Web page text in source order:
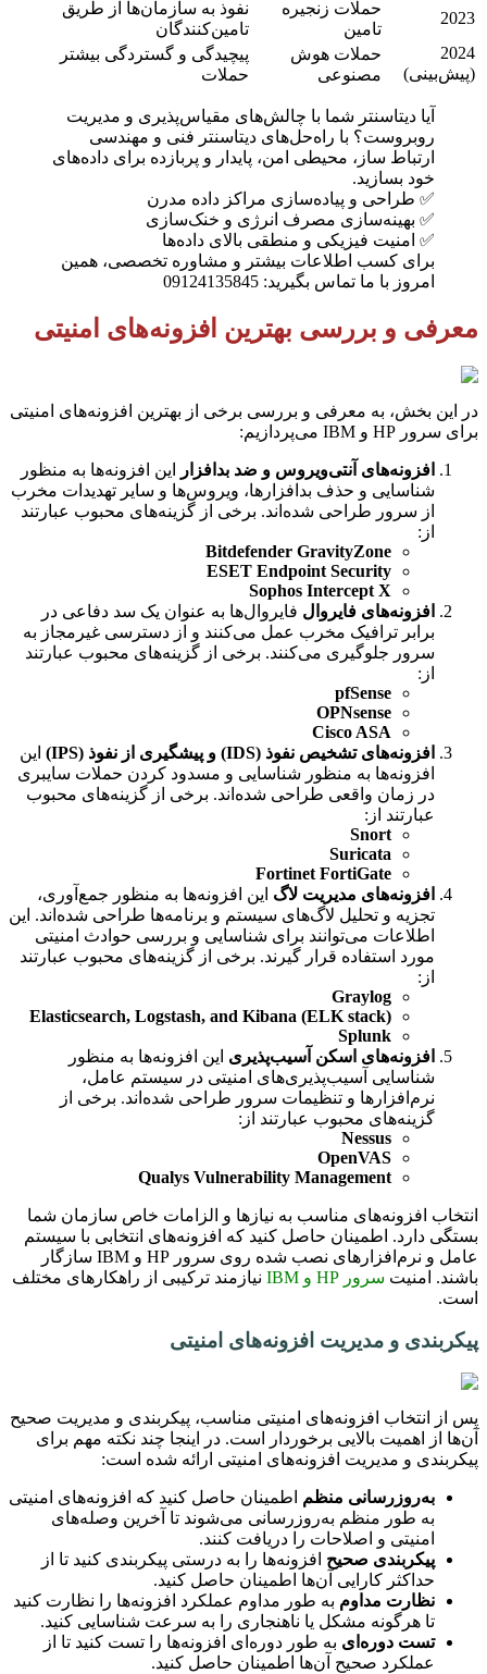
2023
حملات زنجیره
تامین
نفوذ به سازمان‌ها از طریق
تامین‌کنندگان
2024
(پیش‌بینی)
حملات هوش
مصنوعی
پیچیدگی و گستردگی بیشتر
حملات
آیا دیتاسنتر شما با چالش‌های مقیاس‌پذیری و مدیریت
روبروست؟ با راه‌حل‌های دیتاسنتر فنی و مهندسی
ارتباط ساز، محیطی امن، پایدار و پربازده برای داده‌های
خود بسازید.
✅ طراحی و پیاده‌سازی مراکز داده مدرن
✅ بهینه‌سازی مصرف انرژی و خنک‌سازی
✅ امنیت فیزیکی و منطقی بالای داده‌ها
برای کسب اطلاعات بیشتر و مشاوره تخصصی، همین
امروز با ما تماس بگیرید: 09124135845
معرفی و بررسی بهترین افزونه‌های امنیتی
در این بخش، به معرفی و بررسی برخی از بهترین افزونه‌های امنیتی
برای سرور HP و IBM می‌پردازیم:
افزونه‌های آنتی‌ویروس و ضد بدافزار
این افزونه‌ها به منظور
شناسایی و حذف بدافزارها، ویروس‌ها و سایر تهدیدات مخرب
از سرور طراحی شده‌اند. برخی از گزینه‌های محبوب عبارتند
از:
Bitdefender GravityZone
ESET Endpoint Security
Sophos Intercept X
افزونه‌های فایروال فایروال‌ها به عنوان یک سد دفاعی در
برابر ترافیک مخرب عمل می‌کنند و از دسترسی غیرمجاز به
سرور جلوگیری می‌کنند. برخی از گزینه‌های محبوب عبارتند
از:
pfSense
OPNsense
Cisco ASA
افزونه‌های تشخیص نفوذ (IDS) و پیشگیری از نفوذ (IPS)
این
افزونه‌ها به منظور شناسایی و مسدود کردن حملات سایبری
در زمان واقعی طراحی شده‌اند. برخی از گزینه‌های محبوب
عبارتند از:
Snort
Suricata
Fortinet FortiGate
افزونه‌های مدیریت لاگ این افزونه‌ها به منظور جمع‌آوری،
تجزیه و تحلیل لاگ‌های سیستم و برنامه‌ها طراحی شده‌اند. این
اطلاعات می‌توانند برای شناسایی و بررسی حوادث امنیتی
مورد استفاده قرار گیرند. برخی از گزینه‌های محبوب عبارتند
از:
Graylog
Elasticsearch, Logstash, and Kibana (ELK stack)
Splunk
افزونه‌های اسکن آسیب‌پذیری این افزونه‌ها به منظور
شناسایی آسیب‌پذیری‌های امنیتی در سیستم عامل،
نرم‌افزارها و تنظیمات سرور طراحی شده‌اند. برخی از
گزینه‌های محبوب عبارتند از:
Nessus
OpenVAS
Qualys Vulnerability Management
انتخاب افزونه‌های مناسب به نیازها و الزامات خاص سازمان شما
بستگی دارد. اطمینان حاصل کنید که افزونه‌های انتخابی با سیستم
عامل و نرم‌افزارهای نصب شده روی سرور HP و IBM سازگار
باشند. امنیت سرور HP و IBM
نیازمند ترکیبی از راهکارهای مختلف
است.
پیکربندی و مدیریت افزونه‌های امنیتی
پس از انتخاب افزونه‌های امنیتی مناسب، پیکربندی و مدیریت صحیح
آن‌ها از اهمیت بالایی برخوردار است. در اینجا چند نکته مهم برای
پیکربندی و مدیریت افزونه‌های امنیتی ارائه شده است:
به‌روزرسانی منظم اطمینان حاصل کنید که افزونه‌های امنیتی
به طور منظم به‌روزرسانی می‌شوند تا آخرین وصله‌های
امنیتی و اصلاحات را دریافت کنند.
پیکربندی صحیح افزونه‌ها را به درستی پیکربندی کنید تا از
حداکثر کارایی آن‌ها اطمینان حاصل کنید.
نظارت مداوم به طور مداوم عملکرد افزونه‌ها را نظارت کنید
تا هرگونه مشکل یا ناهنجاری را به سرعت شناسایی کنید.
تست دوره‌ای به طور دوره‌ای افزونه‌ها را تست کنید تا از
عملکرد صحیح آن‌ها اطمینان حاصل کنید.